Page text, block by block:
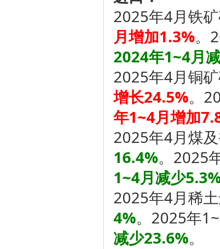
2025年4月铁
月增加1.3%。
2024年1~4月
2025年4月铜
增长24.5%。
年1~4月增加
2025年4月煤
16.4%。2025
1~4月减少
2025年4月稀
4%。2025年
减少23.6%。